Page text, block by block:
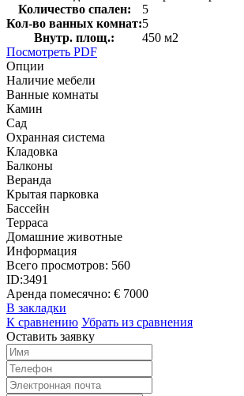
Количество спален:
5
Кол-во ванных комнат:5
Внутр. площ.:
450 м2
Посмотреть PDF
Опции
Наличие мебели
Ванные комнаты
Камин
Сад
Охранная система
Кладовка
Балконы
Веранда
Крытая парковка
Бассейн
Терраса
Домашние животные
Информация
Всего просмотров: 560
ID:3491
Аренда помесячно: € 7000
В закладки
К сравнению Убрать из сравнения
Оставить заявку